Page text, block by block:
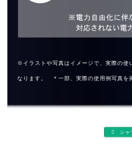
※イラストや写真はイメージで、実際の使
なります。 ＊一部、実際の使用例写真を
シ